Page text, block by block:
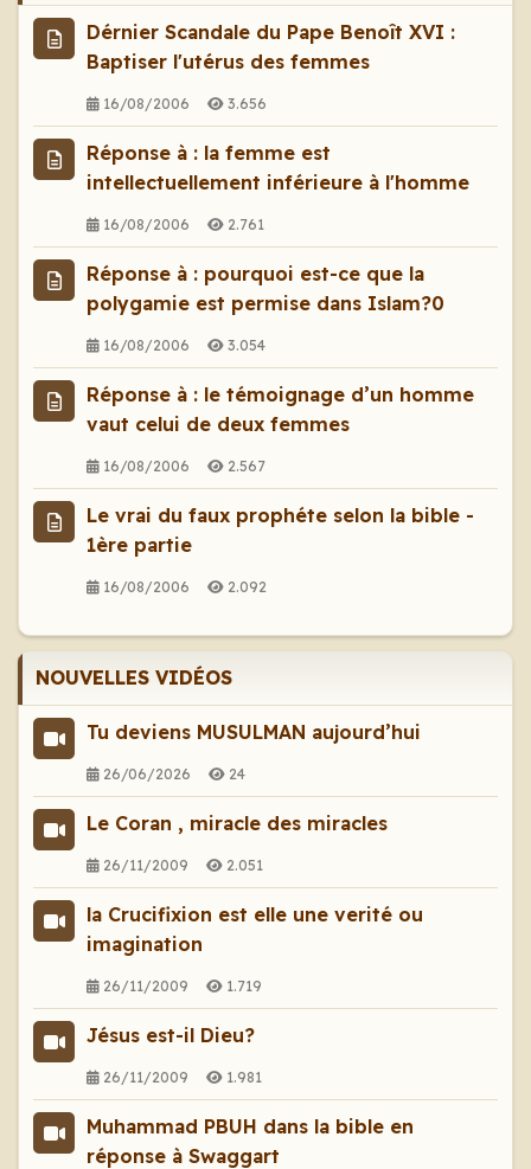
Dérnier Scandale du Pape Benoît XVI :
Baptiser l'utérus des femmes
16/08/2006 3.656
Réponse à : la femme est
intellectuellement inférieure à l'homme
16/08/2006 2.761
Réponse à : pourquoi est-ce que la
polygamie est permise dans Islam?0
16/08/2006 3.054
Réponse à : le témoignage d’un homme
vaut celui de deux femmes
16/08/2006 2.567
Le vrai du faux prophéte selon la bible -
1ère partie
16/08/2006 2.092
NOUVELLES VIDÉOS
Tu deviens MUSULMAN aujourd’hui
26/06/2026 24
Le Coran , miracle des miracles
26/11/2009 2.051
la Crucifixion est elle une verité ou
imagination
26/11/2009 1.719
Jésus est-il Dieu?
26/11/2009 1.981
Muhammad PBUH dans la bible en
réponse à Swaggart